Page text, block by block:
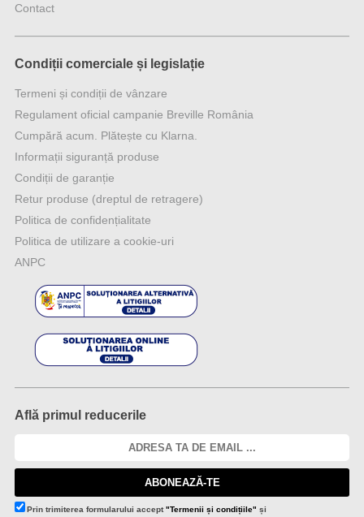
Contact
Condiții comerciale și legislație
Termeni și condiții de vânzare
Regulament oficial campanie Breville România
Cumpără acum. Plătește cu Klarna.
Informații siguranță produse
Condiții de garanție
Retur produse (dreptul de retragere)
Politica de confidențialitate
Politica de utilizare a cookie-uri
ANPC
Află primul reducerile
ABONEAZĂ-TE
Prin trimiterea formularului accept"Termenii și condițiile" și